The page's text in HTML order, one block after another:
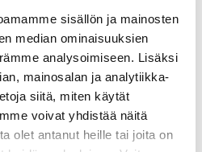
sisällön ja mainosten
median ominaisuuksien
analysoimiseen. Lisäksi
mainosalan ja analytiikka-
siitä, miten käytät
voivat yhdistää näitä
olet antanut heille tai joita on
ja